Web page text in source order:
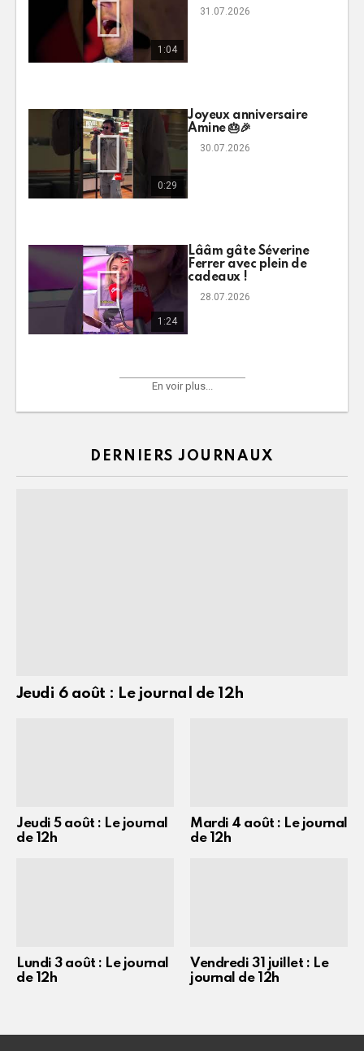
1:04
31.07.2026
0:29
Joyeux anniversaire
Amine 🎂🎉
30.07.2026
1:24
Lââm gâte Séverine
Ferrer avec plein de
cadeaux !
28.07.2026
En voir plus...
DERNIERS JOURNAUX
Jeudi 6 août : Le journal de 12h
Jeudi 5 août : Le journal
de 12h
Mardi 4 août : Le journal
de 12h
Lundi 3 août : Le journal
de 12h
Vendredi 31 juillet : Le
journal de 12h